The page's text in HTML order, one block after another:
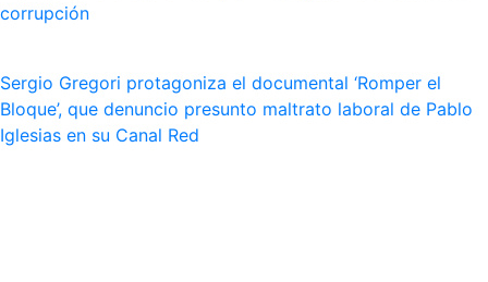
corrupción
Sergio Gregori protagoniza el documental ‘Romper el
Bloque’, que denuncio presunto maltrato laboral de Pablo
Iglesias en su Canal Red